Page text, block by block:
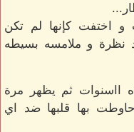
اختفت كإنها لم تكن
نظرة و ملامسه بسيطه
ااسنوات ثم يظهر مرة
بها قلبها ضد اي